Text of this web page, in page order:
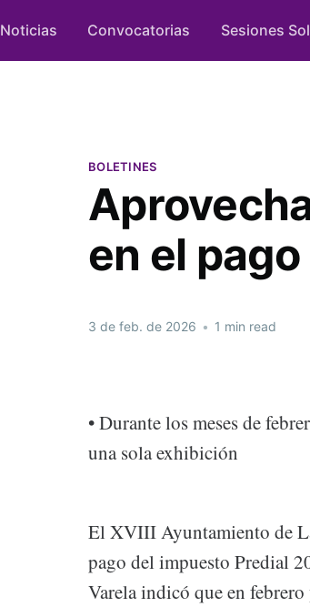
Noticias Convocatorias Sesiones
BOLETINES
en el
3 de feb. de 2026 • 1 min read
• Durante los meses de
una sola exhibición
El XVIII Ayuntamiento de
pago del impuesto Predial
Varela indicó que en